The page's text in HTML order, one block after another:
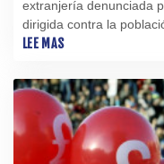
extranjería denunciada
dirigida contra la
primer ministro kosovar,
LEE MAS